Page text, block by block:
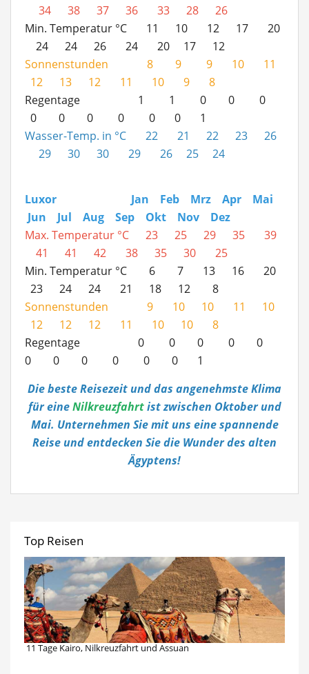
34 38 37 36 33 28 26
Min. Temperatur °C 11 10 12 17 20
24 24 26 24 20 17 12
Sonnenstunden 8 9 9 10 11
12 13 12 11 10 9 8
Regentage 1 1 0 0 0
0 0 0 0 0 0 1
Wasser-Temp. in °C 22 21 22 23 26
29 30 30 29 26 25 24
Luxor Jan Feb Mrz Apr Mai
Jun Jul Aug Sep Okt Nov Dez
Max. Temperatur °C 23 25 29 35 39
41 41 42 38 35 30 25
Min. Temperatur °C 6 7 13 16 20
23 24 24 21 18 12 8
Sonnenstunden 9 10 10 11 10
12 12 12 11 10 10 8
Regentage 0 0 0 0 0
0 0 0 0 0 0 1
Die beste Reisezeit und das angenehmste Klima
für eineNilkreuzfahrtist zwischen Oktober und
Mai. Unternehmen Sie mit uns eine spannende
Reise und entdecken Sie die Wunder des alten
Ägyptens!
Top Reisen
11 Tage Kairo, Nilkreuzfahrt und Assuan